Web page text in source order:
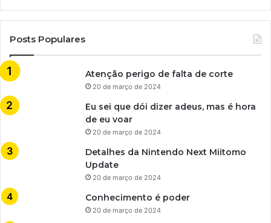
Posts Populares
Atenção perigo de falta de corte
20 de março de 2024
Eu sei que dói dizer adeus, mas é hora
de eu voar
20 de março de 2024
Detalhes da Nintendo Next Miitomo
Update
20 de março de 2024
Conhecimento é poder
20 de março de 2024